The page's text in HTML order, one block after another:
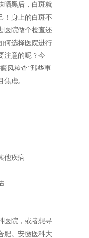
晒黑后，白斑就
！身上的白斑不
医院做个检查还
何选择医院进行
注意的呢？今
风检查”那些事
焦虑。
他疾病
医院，或者想寻
肥。安徽医科大